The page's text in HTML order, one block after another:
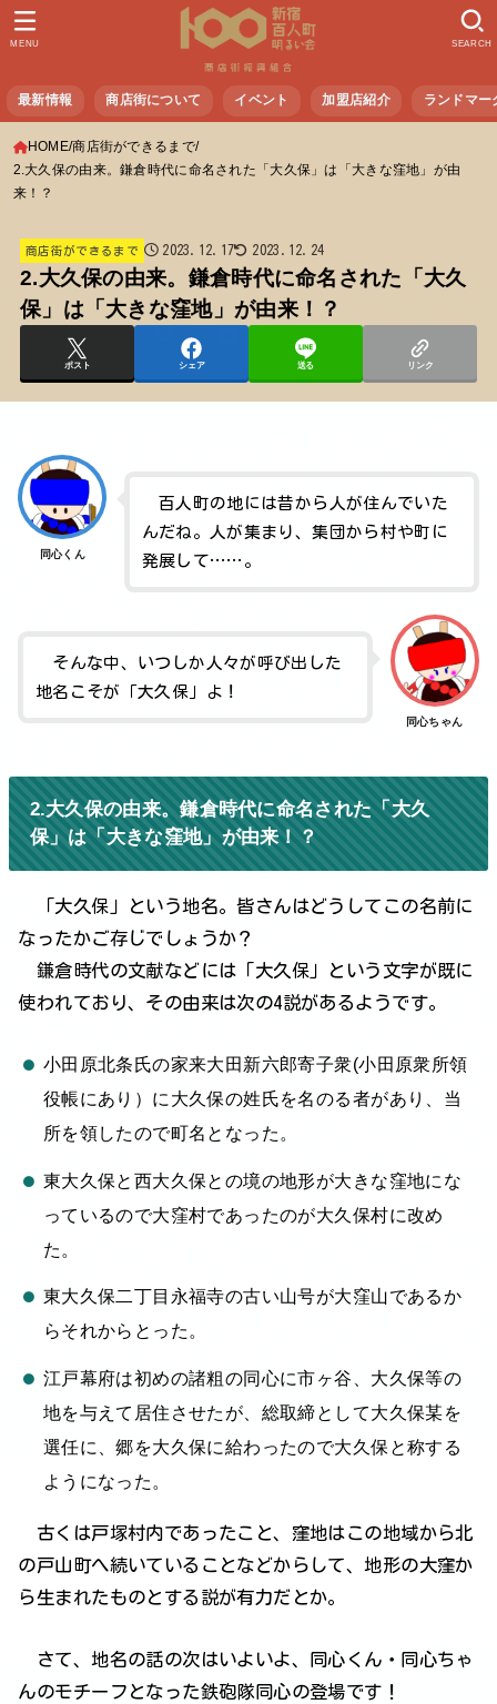
最新情報 商店街について イベント 加盟店紹介 ランドマー
SEARCH
MENU
HOME 商店街ができるまで
2.大久保の由来。鎌倉時代に命名された「大久保」は「大きな窪地」が由
来！？
商店街ができるまで 2023.12.17 2023.12.24
2.大久保の由来。鎌倉時代に命名された「大久
保」は「大きな窪地」が由来！？
ポスト シェア 送る リンク
同心くん
百人町の地には昔から人が住んでいた
んだね。人が集まり、集団から村や町に
発展して……。
同心ちゃん
そんな中、いつしか人々が呼び出した
地名こそが「大久保」よ！
2.大久保の由来。鎌倉時代に命名された「大久
保」は「大きな窪地」が由来！？
「大久保」という地名。皆さんはどうしてこの名前に
なったかご存じでしょうか？
鎌倉時代の文献などには「大久保」という文字が既に
使われており、その由来は次の4説があるようです。
小田原北条氏の家来大田新六郎寄子衆(小田原衆所領
役帳にあり）に大久保の姓氏を名のる者があり、当
所を領したので町名となった。
東大久保と西大久保との境の地形が大きな窪地にな
っているので大窪村であったのが大久保村に改め
た。
東大久保二丁目永福寺の古い山号が大窪山であるか
らそれからとった。
江戸幕府は初めの諸粗の同心に市ヶ谷、大久保等の
地を与えて居住させたが、総取締として大久保某を
選任に、郷を大久保に給わったので大久保と称する
ようになった。
古くは戸塚村内であったこと、窪地はこの地域から北
の戸山町へ続いていることなどからして、地形の大窪か
ら生まれたものとする説が有力だとか。
さて、地名の話の次はいよいよ、同心くん・同心ちゃ
んのモチーフとなった鉄砲隊同心の登場です！